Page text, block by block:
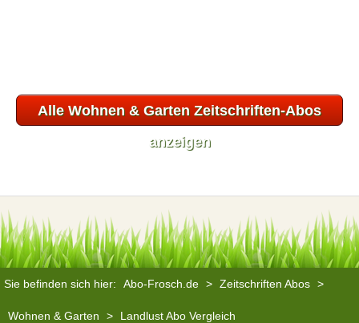
Alle Wohnen & Garten Zeitschriften-Abos
anzeigen
Sie befinden sich hier: Abo-Frosch.de > Zeitschriften Abos >
Wohnen & Garten > Landlust Abo Vergleich